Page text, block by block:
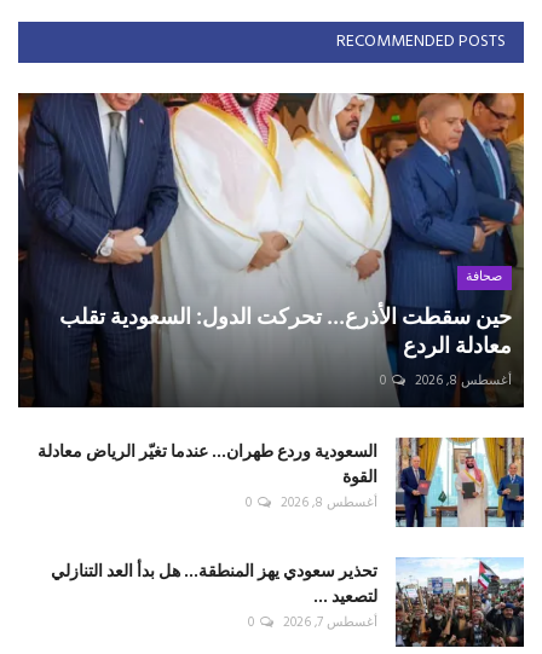
RECOMMENDED POSTS
صحافة
حين سقطت الأذرع... تحركت الدول: السعودية تقلب
معادلة الردع
أغسطس 8, 2026 0
السعودية وردع طهران... عندما تغيّر الرياض معادلة
القوة
أغسطس 8, 2026 0
تحذير سعودي يهز المنطقة... هل بدأ العد التنازلي
لتصعيد ...
أغسطس 7, 2026 0